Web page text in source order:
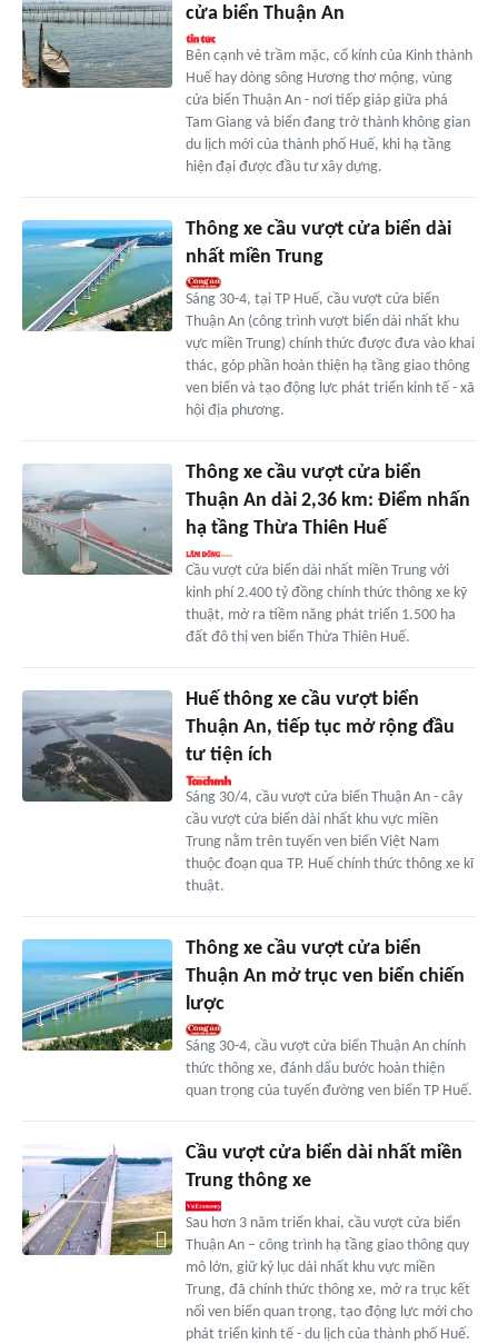
cửa biển Thuận An
Bên cạnh vẻ trầm mặc, cổ kính của Kinh thành
Huế hay dòng sông Hương thơ mộng, vùng
cửa biển Thuận An - nơi tiếp giáp giữa phá
Tam Giang và biển đang trở thành không gian
du lịch mới của thành phố Huế, khi hạ tầng
hiện đại được đầu tư xây dựng.
Thông xe cầu vượt cửa biển dài
nhất miền Trung
Sáng 30-4, tại TP Huế, cầu vượt cửa biển
Thuận An (công trình vượt biển dài nhất khu
vực miền Trung) chính thức được đưa vào khai
thác, góp phần hoàn thiện hạ tầng giao thông
ven biển và tạo động lực phát triển kinh tế - xã
hội địa phương.
Thông xe cầu vượt cửa biển
Thuận An dài 2,36 km: Điểm nhấn
hạ tầng Thừa Thiên Huế
Cầu vượt cửa biển dài nhất miền Trung với
kinh phí 2.400 tỷ đồng chính thức thông xe kỹ
thuật, mở ra tiềm năng phát triển 1.500 ha
đất đô thị ven biển Thừa Thiên Huế.
Huế thông xe cầu vượt biển
Thuận An, tiếp tục mở rộng đầu
tư tiện ích
Sáng 30/4, cầu vượt cửa biển Thuận An - cây
cầu vượt cửa biển dài nhất khu vực miền
Trung nằm trên tuyến ven biển Việt Nam
thuộc đoạn qua TP. Huế chính thức thông xe kĩ
thuật.
Thông xe cầu vượt cửa biển
Thuận An mở trục ven biển chiến
lược
Sáng 30-4, cầu vượt cửa biển Thuận An chính
thức thông xe, đánh dấu bước hoàn thiện
quan trọng của tuyến đường ven biển TP Huế.
Cầu vượt cửa biển dài nhất miền
Trung thông xe
Sau hơn 3 năm triển khai, cầu vượt cửa biển
Thuận An – công trình hạ tầng giao thông quy
mô lớn, giữ kỷ lục dài nhất khu vực miền
Trung, đã chính thức thông xe, mở ra trục kết
nối ven biển quan trọng, tạo động lực mới cho
phát triển kinh tế - du lịch của thành phố Huế.